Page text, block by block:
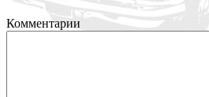
Комментарии